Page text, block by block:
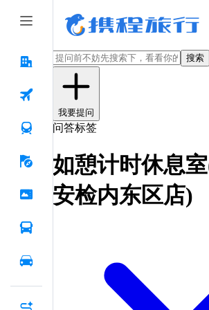
搜索
我要提问
问答标签
如憩计时休息
安检内东区店)